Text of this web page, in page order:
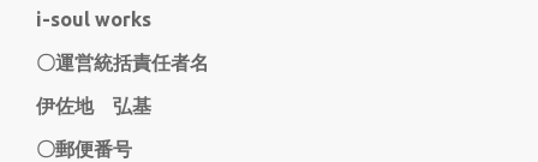
i-soul works
〇運営統括責任者名
伊佐地 弘基
〇郵便番号